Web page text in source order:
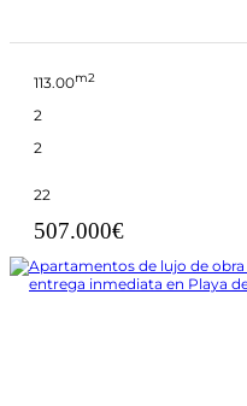
113.00m2
2
2
22
507.000€